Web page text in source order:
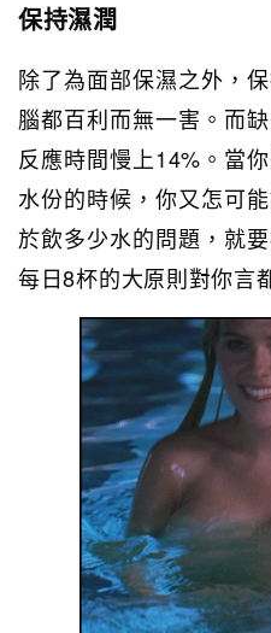
保持濕潤
除了為面部保濕之外，
腦都百利而無一害。而
反應時間慢上14%。當
水份的時候，你又怎可
於飲多少水的問題，就
每日8杯的大原則對你言